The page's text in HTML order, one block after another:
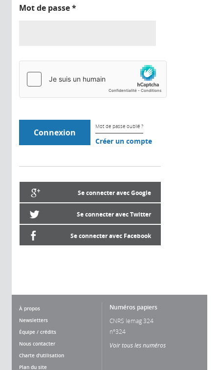
Mot de passe*
Mot de passe oublié ?
Créer un compte
Se connecter avec Google
Se connecter avec Twitter
Se connecter avec Facebook
À propos
Newsletters
Équipe / crédits
Nous contacter
Charte d'utilisation
Plan du site
Numéros papiers
CNRS lemag 324
n°324
Voir tous les numéros